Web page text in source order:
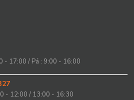
- 17:00 / Pá : 9:00 - 16:00
- 12:00 / 13:00 - 16:30